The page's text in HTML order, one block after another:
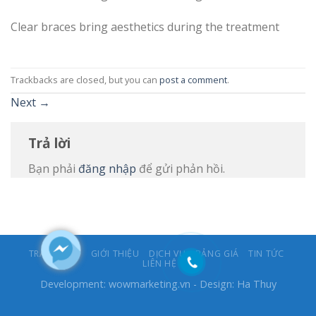
Clear braces bring aesthetics during the treatment
Trackbacks are closed, but you can post a comment.
Next →
Trả lời
Bạn phải đăng nhập để gửi phản hồi.
TRANG CHỦ GIỚI THIỆU DỊCH VỤ BẢNG GIÁ
TIN TỨC
LIÊN HỆ
Development: wowmarketing.vn - Design: Ha Thuy